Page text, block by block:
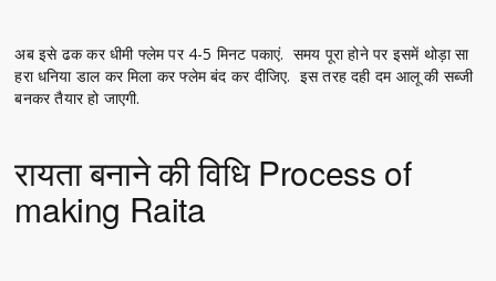
अब इसे ढक कर धीमी फ्लेम पर 4-5 मिनट पकाएं. समय पूरा होने पर इसमें थोड़ा सा
हरा धनिया डाल कर मिला कर फ्लेम बंद कर दीजिए. इस तरह दही दम आलू की सब्जी
बनकर तैयार हो जाएगी.
रायता बनाने की विधि Process of
making Raita